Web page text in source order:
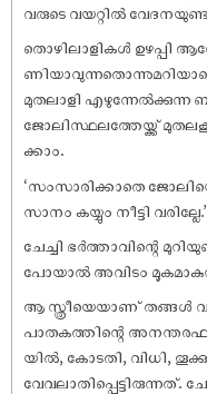
വരുടെ വയറ്റിൽ
തൊഴിലാളികൾ ഉഴപ്പി
മുതലാളി എഴുന്നേൽക്കുന്ന
ജോലിസ്ഥലത്തേയ്ക്ക്
ക്കാം.
‘സംസാരിക്കാതെ
സാനം കയ്യും നീട്ടി വരില്ലേ.’
ചേച്ചി ഭർത്താവിന്റെ
പോയാൽ അവിടം
ആ സ്ത്രീയെയാണ് തങ്ങൾ
പാതകത്തിന്റെ
യിൽ, കോടതി, വിധി,
വേവലാതിപ്പെട്ടിരുന്നത്.